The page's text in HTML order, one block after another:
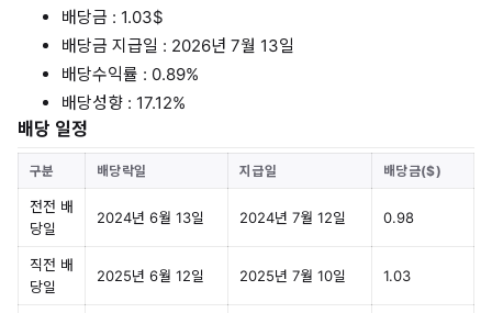
배당금 : 1.03$
배당금 지급일 : 2026년 7월 13일
배당수익률 : 0.89%
배당성향 : 17.12%
배당 일정
구분 배당락일 지급일 배당금($)
전전 배
당일
2024년 6월 13일 2024년 7월 12일 0.98
직전 배
당일
2025년 6월 12일 2025년 7월 10일 1.03